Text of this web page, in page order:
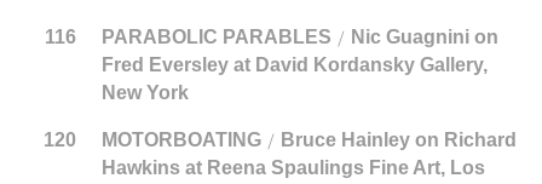
116 PARABOLIC PARABLES / Nic Guagnini on
Fred Eversley at David Kordansky Gallery,
New York
120 MOTORBOATING/ Bruce Hainley on Richard
Hawkins at Reena Spaulings Fine Art, Los